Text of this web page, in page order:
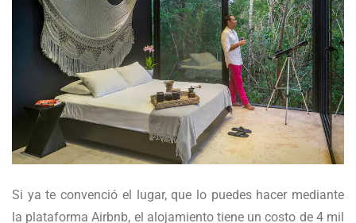
Si ya te convenció el lugar, que lo puedes hacer mediante
la plataforma Airbnb, el alojamiento tiene un costo de 4 mil